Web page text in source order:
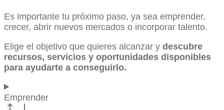
Es importante tu próximo paso, ya sea emprender,
crecer, abrir nuevos mercados o incorporar talento.
Elige el objetivo que quieres alcanzar y descubre
recursos, servicios y oportunidades disponibles
para ayudarte a conseguirlo.
Emprender